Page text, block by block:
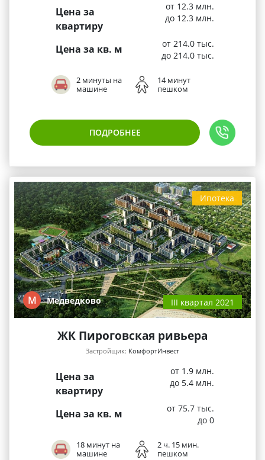
Цена за
квартиру
от 12.3 млн.
до 12.3 млн.
Цена за кв. м
от 214.0 тыс.
до 214.0 тыс.
2 минуты на
машине
14 минут
пешком
ПОДРОБНЕЕ
Ипотека
М Медведково III квартал 2021
ЖК Пироговская ривьера
Застройщик: КомфортИнвест
Цена за
квартиру
от 1.9 млн.
до 5.4 млн.
Цена за кв. м
от 75.7 тыс.
до 0
18 минут на
машине
2 ч. 15 мин.
пешком